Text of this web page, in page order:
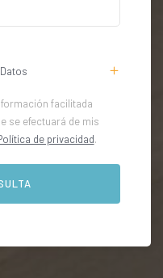
facilitada
se efectuará de mis
de privacidad.